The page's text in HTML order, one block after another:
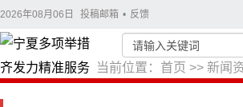
2026年08月06日 投稿邮箱 • 反馈
当前位置： 首页 >> 新闻